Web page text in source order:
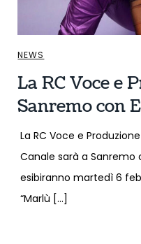
NEWS
La RC Voce e
Sanremo con
La RC Voce e
Canale sarà a Sanremo
esibiranno martedì 6
“Marlù […]